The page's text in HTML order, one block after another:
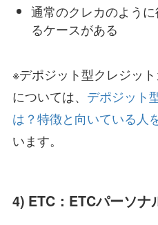
通常のクレカのよう
るケースがある
※デポジット型クレジッ
については、 デポジット
は？特徴と向いている人
います。
4) ETC：ETCパーソナ